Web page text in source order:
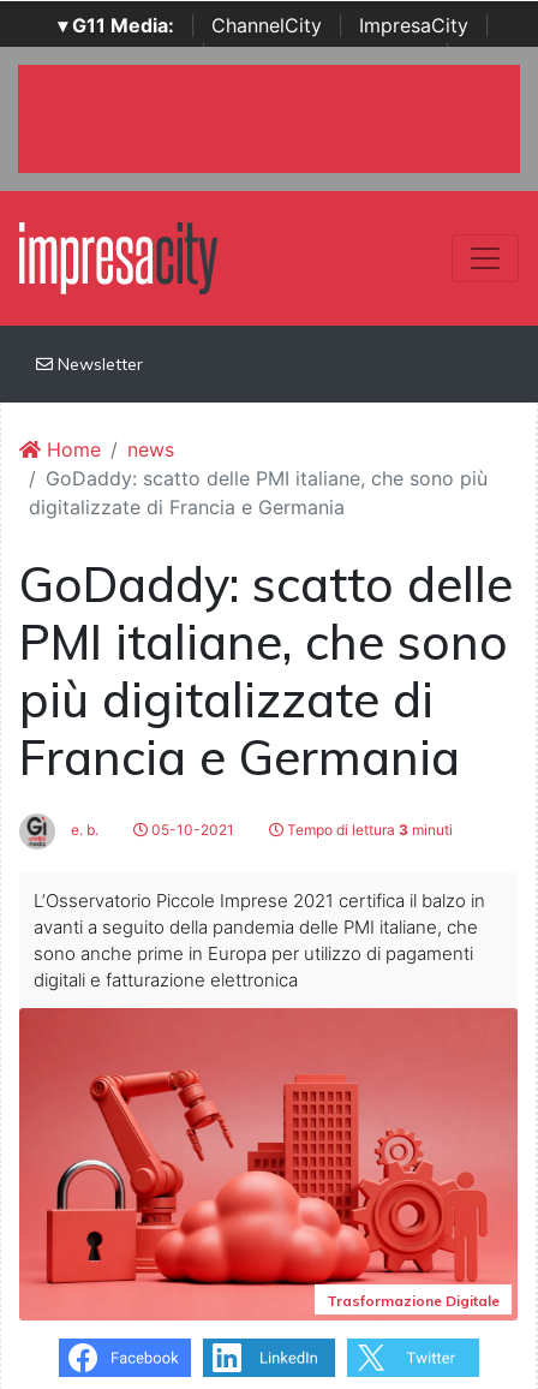
▾ G11 Media: ChannelCity ImpresaCity
SecurityOpenLab | Italian Channel Awards | Italian
Newsletter
Home
news
GoDaddy: scatto delle PMI italiane, che sono più
digitalizzate di Francia e Germania
GoDaddy: scatto delle
PMI italiane, che sono
più digitalizzate di
Francia e Germania
e. b. 05-10-2021 Tempo di lettura 3 minuti
L’Osservatorio Piccole Imprese 2021 certifica il balzo in
avanti a seguito della pandemia delle PMI italiane, che
sono anche prime in Europa per utilizzo di pagamenti
digitali e fatturazione elettronica
Trasformazione Digitale